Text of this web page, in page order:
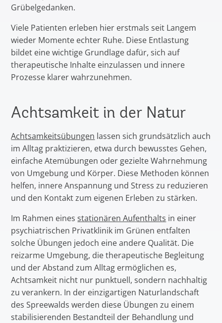
Grübelgedanken.
Viele Patienten erleben hier erstmals seit Langem
wieder Momente echter Ruhe. Diese Entlastung
bildet eine wichtige Grundlage dafür, sich auf
therapeutische Inhalte einzulassen und innere
Prozesse klarer wahrzunehmen.
Achtsamkeit in der Natur
Achtsamkeitsübungen lassen sich grundsätzlich auch
im Alltag praktizieren, etwa durch bewusstes Gehen,
einfache Atemübungen oder gezielte Wahrnehmung
von Umgebung und Körper. Diese Methoden können
helfen, innere Anspannung und Stress zu reduzieren
und den Kontakt zum eigenen Erleben zu stärken.
Im Rahmen einesstationären Aufenthalts in einer
psychiatrischen Privatklinik im Grünen entfalten
solche Übungen jedoch eine andere Qualität. Die
reizarme Umgebung, die therapeutische Begleitung
und der Abstand zum Alltag ermöglichen es,
Achtsamkeit nicht nur punktuell, sondern nachhaltig
zu verankern. In der einzigartigen Naturlandschaft
des Spreewalds werden diese Übungen zu einem
stabilisierenden Bestandteil der Behandlung und